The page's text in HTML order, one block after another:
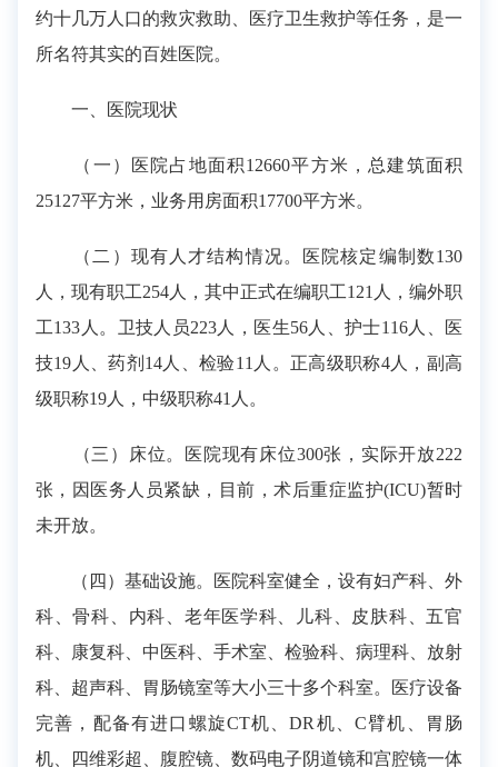
约十几万人口的救灾救助、医疗卫生救护等任务，是一
所名符其实的百姓医院。
一、医院现状
（一）医院占地面积12660平方米，总建筑面积
25127平方米，业务用房面积17700平方米。
（二）现有人才结构情况。医院核定编制数130
人，现有职工254人，其中正式在编职工121人，编外职
工133人。卫技人员223人，医生56人、护士116人、医
技19人、药剂14人、检验11人。正高级职称4人，副高
级职称19人，中级职称41人。
（三）床位。医院现有床位300张，实际开放222
张，因医务人员紧缺，目前，术后重症监护(ICU)暂时
未开放。
（四）基础设施。医院科室健全，设有妇产科、外
科、骨科、内科、老年医学科、儿科、皮肤科、五官
科、康复科、中医科、手术室、检验科、病理科、放射
科、超声科、胃肠镜室等大小三十多个科室。医疗设备
完善，配备有进口螺旋CT机、DR机、C臂机、胃肠
机、四维彩超、腹腔镜、数码电子阴道镜和宫腔镜一体